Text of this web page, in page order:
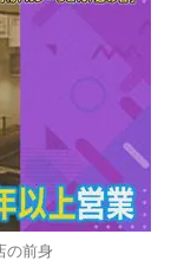
の前身